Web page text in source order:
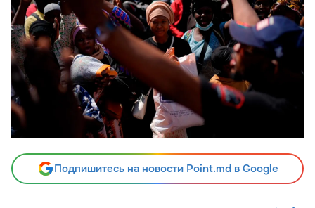
Подпишитесь на новости Point.md в Google